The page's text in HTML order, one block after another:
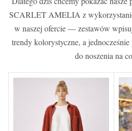
SCARLET AMELIA z
w naszej ofercie — zestawów
trendy kolorystyczne, a
do noszenia na